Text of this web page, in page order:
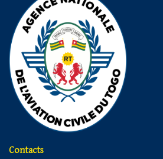
Contacts